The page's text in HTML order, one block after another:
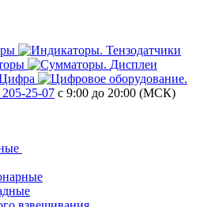
Тензодатчики
Дисплеи
25-07 с 9:00 до 20:00 (МСК)